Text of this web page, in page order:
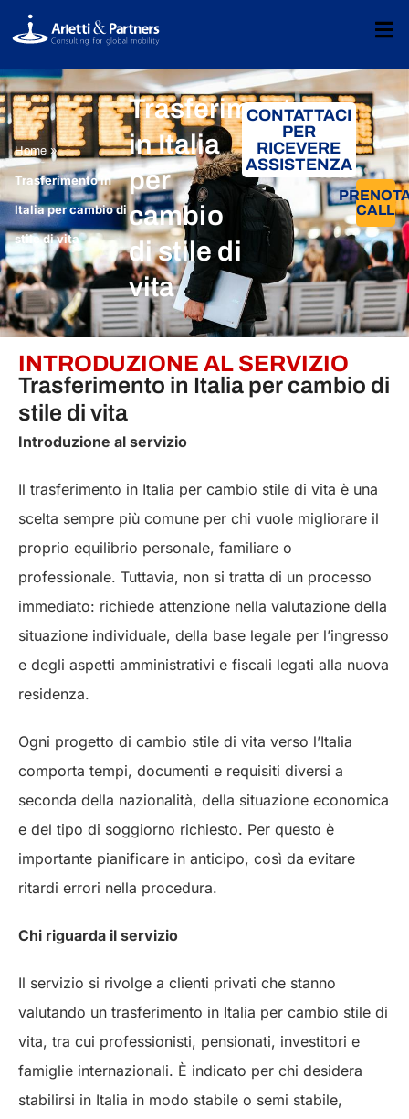
Home »
Trasferimento in
Italia per cambio di
stile di vita
Trasferimento
in Italia
per
cambio
di stile di
vita
CONTATTACI
PER
RICEVERE
ASSISTENZA
CALL
INTRODUZIONE AL SERVIZIO
Trasferimento in Italia per cambio di
stile di vita
Introduzione al servizio
Il trasferimento in Italia per cambio stile di vita è una
scelta sempre più comune per chi vuole migliorare il
proprio equilibrio personale, familiare o
professionale. Tuttavia, non si tratta di un processo
immediato: richiede attenzione nella valutazione della
situazione individuale, della base legale per l’ingresso
e degli aspetti amministrativi e fiscali legati alla nuova
residenza.
Ogni progetto di cambio stile di vita verso l’Italia
comporta tempi, documenti e requisiti diversi a
seconda della nazionalità, della situazione economica
e del tipo di soggiorno richiesto. Per questo è
importante pianificare in anticipo, così da evitare
ritardi errori nella procedura.
Chi riguarda il servizio
Il servizio si rivolge a clienti privati che stanno
valutando un trasferimento in Italia per cambio stile di
vita, tra cui professionisti, pensionati, investitori e
famiglie internazionali. È indicato per chi desidera
stabilirsi in Italia in modo stabile o semi stabile,